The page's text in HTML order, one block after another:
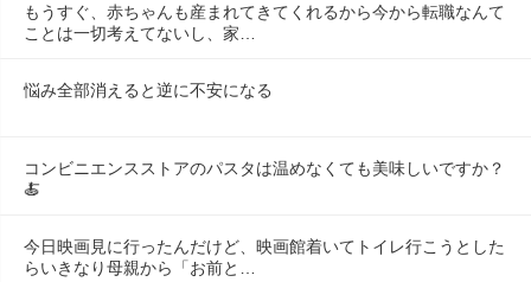
もうすぐ、赤ちゃんも産まれてきてくれるから今から転職なんて
ことは一切考えてないし、家…
悩み全部消えると逆に不安になる
コンビニエンスストアのパスタは温めなくても美味しいですか？
🍝
今日映画見に行ったんだけど、映画館着いてトイレ行こうとした
らいきなり母親から「お前と…